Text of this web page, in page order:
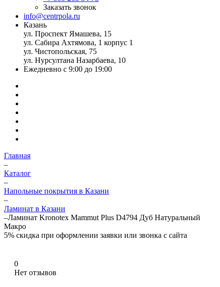
Заказать звонок
info@centrpola.ru
Казань
ул. Проспект Ямашева, 15
ул. Сабира Ахтямова, 1 корпус 1
ул. Чистопольская, 75
ул. Нурсултана Назарбаева, 10
Ежедневно с 9:00 до 19:00
Главная
–
Каталог
–
Напольные покрытия в Казани
–
Ламинат в Казани
–Ламинат Kronotex Mammut Plus D4794 Дуб Натуральный
Макро
5% скидка при оформлении заявки или звонка с сайта
0
Нет отзывов